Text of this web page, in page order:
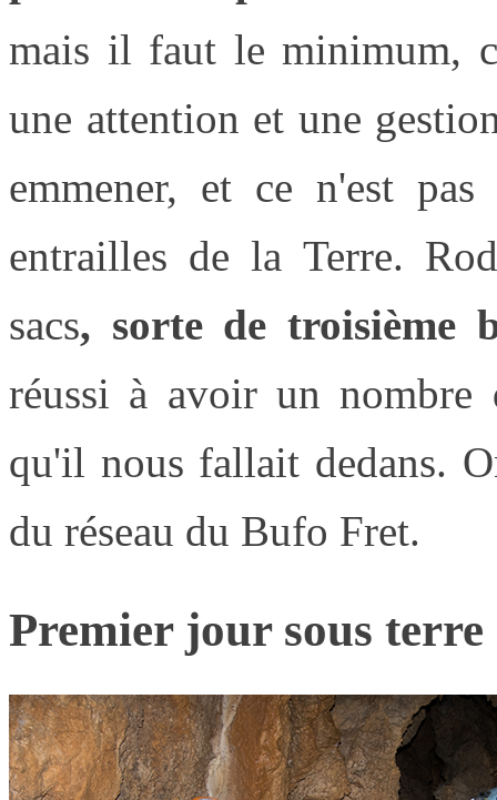
mais il faut le minimum,
une attention et une
emmener, et ce n'est
entrailles de la Terre.
sacs, sorte de troisième
réussi à avoir un nombre
qu'il nous fallait dedans.
du réseau du Bufo Fret.
Premier jour sous terre